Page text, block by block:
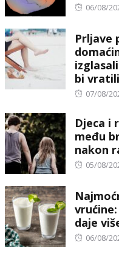
Posted
06/08/
Prljave
bi
Posted
07/08/
Djeca i
među
nakon
Posted
05/08/
daje
Posted
06/08/